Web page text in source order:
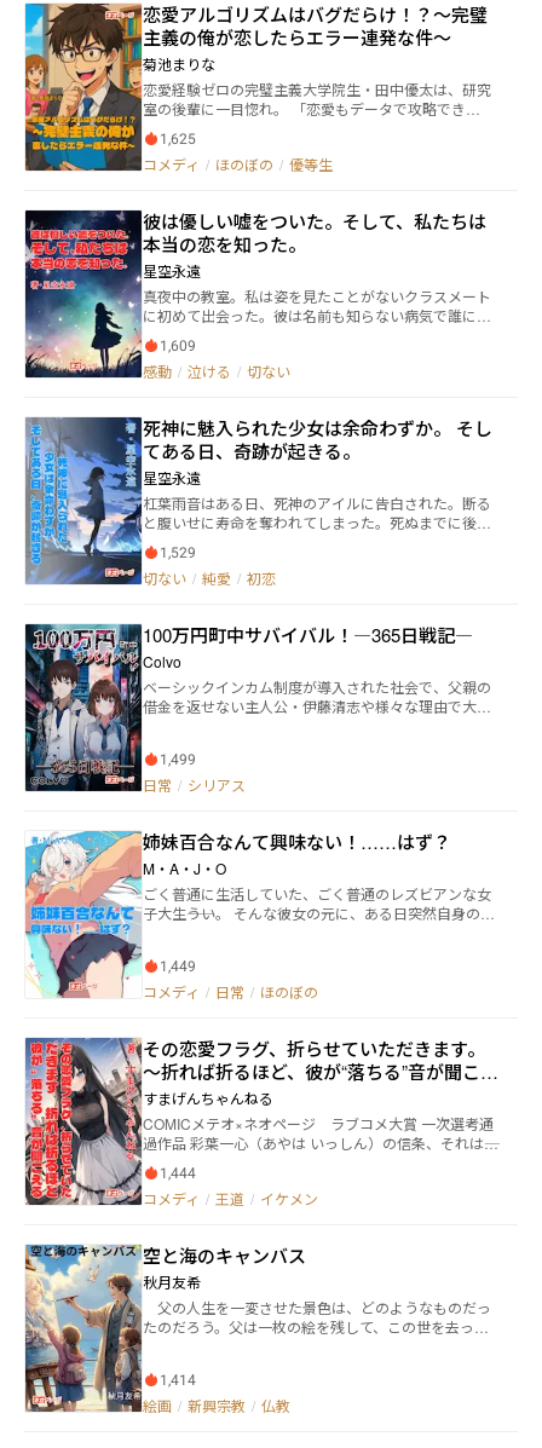
ション、テストでは入学以来２位に圧倒的大差をつけ
て１位に君臨し続けているモンタギュー家の女帝と、
まさに才能の暴力と呼ぶべき人外じみたお嬢様、それ
がジュリエット・フォン・モンタギューである。 そん
な完璧超人なお嬢様の唯一の欠点、それは―― ――人間不信。
幼少期の頃よりその地位を狙った親類縁者たちに毒
殺・暗殺・誘拐・拉致・監禁を幾度も経験させられた
結果、性格が天然パーマ並みに捻じれに捻じれ、スー
パーウルトラド級の人間嫌いな冷酷美少女に育ってし
彼女の美貌に、地位に釣られる男たちから言い寄ら
れ、縁談の話を持ってこられるコトに辟易していた。
人間の男なんかとは死んでも付き合いたくない。 それ
でも羽虫のごとく自分に近づいてくる男たち。 そこで
ジュリエットは１つの策に打って出ることにした。 ――自
分の命令に忠実なロボットに恋人役をやらせよう、
と。 そしてお金にモノを言わせて完成させたのが、人
類初の自立型アンドロイドにして人が造りし人間。 そ
の名も『汎用ヒト型決戦執事』人造人間ロミオゲリオ
ン。 ……だがこのときのジュリエットはまだ知らなか
オゲリオンには、誰にも言えない隠された秘密がある
ことに。 並べろ運命！ 砕け宿命！ その５本の指で
未来を創れロミオゲリオン！
恋愛アルゴリズムはバグだらけ！？～完璧
主義の俺が恋したらエラー連発な件～
菊池まりな
恋愛経験ゼロの完璧主義大学院生・田中優太は、研究
室の後輩に一目惚れ。 「恋愛もデータで攻略でき
る！」とExcelとAIを駆使するが、結果はエラーとバグ
だらけ。 ぎこちないアプローチに失敗するたび、図書
館で出会う文学少女・静香が的確にツッコミを入れて
1,625
コメディ / ほのぼの / 優等生
彼は優しい嘘をついた。そして、私たちは
本当の恋を知った。
星空永遠
真夜中の教室。私は姿を見たことがないクラスメート
に初めて出会った。彼は名前も知らない病気で誰にも
知られずに消えたいと願っていた。 「死ぬ前に恋がし
てみたいな」彼のお願いを受け入れ、仮の恋人になっ
た私たち。 昔、気になっていた異性から振られた私は
物の恋を望む彼との運命は……？ ◇ノベマ、アルファ
ポリス、小説家になろうにて同作品掲載中。
1,609
感動 / 泣ける / 切ない
死神に魅入られた少女は余命わずか。 そし
てある日、奇跡が起きる。
星空永遠
杠葉雨音はある日、死神のアイルに告白された。断る
と腹いせに寿命を奪われてしまった。死ぬまでに後悔
を残さぬよう、幼なじみの蒼羽に告白をするも「幼な
じみとしてしか見ていなかった」とフラれてしまう。
気まずくなるも、雨音の命のカウントダウンが迫る。
と驚きの行動をする。二人の想いが重なり合ったラス
トに感動の涙！ ◇ノベマ、アルファポリスにて同作品
1,529
切ない / 純愛 / 初恋
100万円町中サバイバル！―365日戦記―
Colvo
ベーシックインカム制度が導入された社会で、父親の
借金を返せない主人公・伊藤清志や様々な理由で大金
町】で行う【1年間を100万円で過ごす】というサバイ
バルゲームに参加する。 どん底の人生を変えるため伊
1,499
日常 / シリアス
姉妹百合なんて興味ない！……はず？
M・A・J・O
ごく普通に生活していた、ごく普通のレズビアンな女
子大生――うい。 そんな彼女の元に、ある日突然自身の妹
姉ちゃんはういさん、ですよね？」 それからういは、
その少女となし崩しに生活していくこととなる…… ・
1,449
コメディ / 日常 / ほのぼの
その恋愛フラグ、折らせていただきます。
～折れば折るほど、彼が“落ちる”音が聞こえ
る～
すまげんちゃんねる
COMICメテオ×ネオページ ラブコメ大賞 一次選考通
過作品 彩葉一心（あやは いっしん）の信条、それは――
「物語の主役（ヒーロー・ヒロイン）になるな。安全
な道端の石（モブ）になれ」。 中学時代、クラスの中
心で恋と友情に破れ、全てを失った黒歴史。以来、一
は完璧なモブライフを送るはずだった。長い前髪で表
情を隠し、イヤホンで世界を遮断する。しかし、その
灰色の日々は、一人の男によって音を立てて崩れ去
る。 九重透（ここのえ とおる）。 太陽のような笑顔
を振りまく彼は、一心にとって関わった瞬間にバッド
隣の席になるという絶望的な強制イベントに、一心は
孤独な戦いを決意する。彼との間に発生する全ての恋
愛フラグを、完璧に「へし折る」ために。 完璧な回避
1,444
コメディ / 王道 / イケメン
空と海のキャンバス
秋月友希
父の人生を一変させた景色は、どのようなものだっ
たのだろう。父は一枚の絵を残して、この世を去っ
き）は、突然目の前に現れた咲良に促されて景色を探
すことを決意する。しかし旅は思いがけない出来事や
1,414
絵画 / 新興宗教 / 仏教